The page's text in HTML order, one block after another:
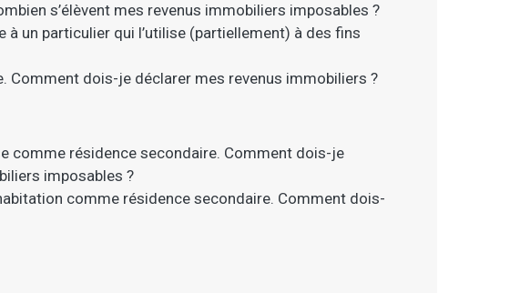
s’élèvent mes revenus immobiliers imposables ?
un particulier qui l’utilise (partiellement) à des fins
Comment dois-je déclarer mes revenus immobiliers ?
comme résidence secondaire. Comment dois-je
imposables ?
comme résidence secondaire. Comment dois-